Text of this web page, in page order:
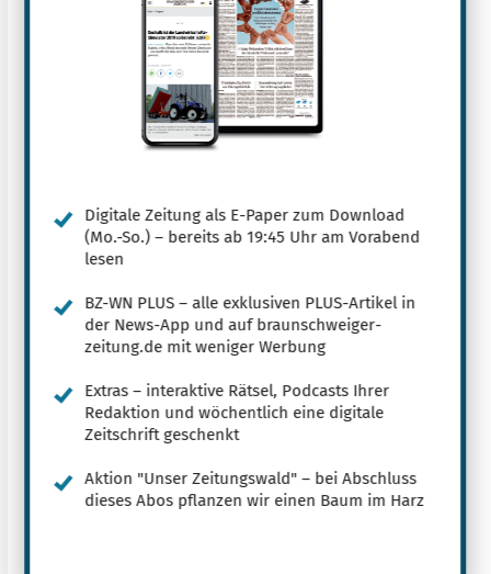
Digitale Zeitung als E-Paper zum Download
(Mo.-So.) – bereits ab 19:45 Uhr am Vorabend
lesen
BZ-WN PLUS – alle exklusiven PLUS-Artikel in
der News-App und auf braunschweiger-
zeitung.de mit weniger Werbung
Extras – interaktive Rätsel, Podcasts Ihrer
Redaktion und wöchentlich eine digitale
Zeitschrift geschenkt
Aktion "Unser Zeitungswald" – bei Abschluss
dieses Abos pflanzen wir einen Baum im Harz